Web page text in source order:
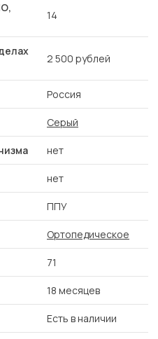
14
2 500 рублей
Россия
Серый
нет
нет
ППУ
Ортопедическое
71
18 месяцев
Есть в наличии